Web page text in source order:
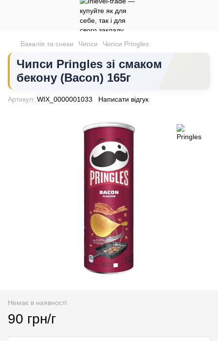
Бакалія та снеки Чипси Чипси Pringles
Чипси Pringles зі смаком
бекону (Bacon) 165г
Артикул: WIX_0000001033 Написати відгук
Немає в наявності
90 грн/г